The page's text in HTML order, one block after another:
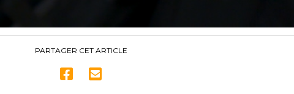
PARTAGER CET ARTICLE